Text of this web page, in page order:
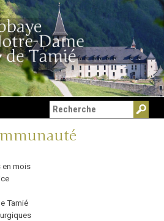
en mois
Tamié